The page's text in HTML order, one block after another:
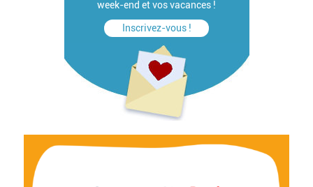
week-end et vos vacances !
Inscrivez-vous !